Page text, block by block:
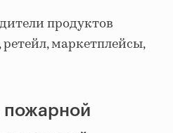
продуктов
маркетплейсы,
пожарной